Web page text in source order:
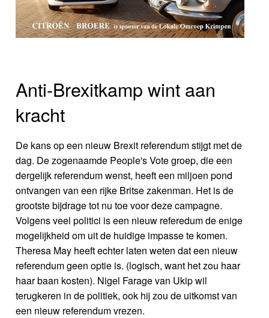
Anti-Brexitkamp wint aan
kracht
De kans op een nieuw Brexit referendum stijgt met de
dag. De zogenaamde People's Vote groep, die een
dergelijk referendum wenst, heeft een miljoen pond
ontvangen van een rijke Britse zakenman. Het is de
grootste bijdrage tot nu toe voor deze campagne.
Volgens veel politici is een nieuw referedum de enige
mogelijkheid om uit de huidige impasse te komen.
Theresa May heeft echter laten weten dat een nieuw
referendum geen optie is. (logisch, want het zou haar
haar baan kosten). Nigel Farage van Ukip wil
terugkeren in de politiek, ook hij zou de uitkomst van
een nieuw referendum vrezen.